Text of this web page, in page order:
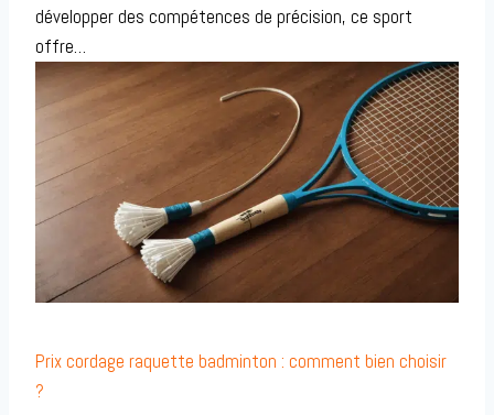
développer des compétences de précision, ce sport
offre…
Prix cordage raquette badminton : comment bien choisir
?